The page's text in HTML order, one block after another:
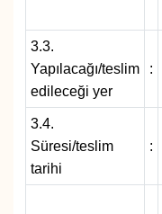
3.3.
Yapılacağı/teslim
edileceği yer
:
3.4.
Süresi/teslim
tarihi
:
POLİTİKA
Resmi İlanlar
RÖPORTAJ